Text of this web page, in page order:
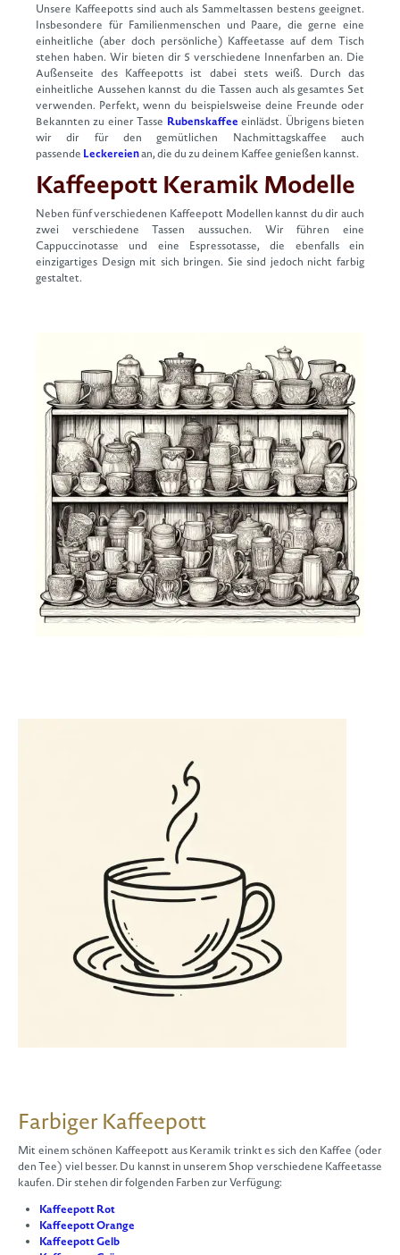
Unsere Kaffeepotts sind auch als Sammeltassen bestens geeignet.
Insbesondere für Familienmenschen und Paare, die gerne eine
einheitliche (aber doch persönliche) Kaffeetasse auf dem Tisch
stehen haben. Wir bieten dir 5 verschiedene Innenfarben an. Die
Außenseite des Kaffeepotts ist dabei stets weiß. Durch das
einheitliche Aussehen kannst du die Tassen auch als gesamtes Set
verwenden. Perfekt, wenn du beispielsweise deine Freunde oder
Bekannten zu einer Tasse Rubenskaffee einlädst. Übrigens bieten
wir dir für den gemütlichen Nachmittagskaffee auch
passende Leckereienan, die du zu deinem Kaffee genießen kannst.
Kaffeepott Keramik Modelle
Neben fünf verschiedenen Kaffeepott Modellen kannst du dir auch
zwei verschiedene Tassen aussuchen. Wir führen eine
Cappuccinotasse und eine Espressotasse, die ebenfalls ein
einzigartiges Design mit sich bringen. Sie sind jedoch nicht farbig
gestaltet.
Farbiger Kaffeepott
Mit einem schönen Kaffeepott aus Keramik trinkt es sich den Kaffee (oder
den Tee) viel besser. Du kannst in unserem Shop verschiedene Kaffeetasse
kaufen. Dir stehen dir folgenden Farben zur Verfügung:
Kaffeepott Rot
Kaffeepott Orange
Kaffeepott Gelb